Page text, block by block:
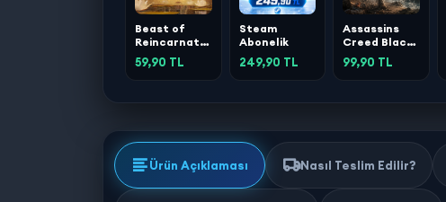
Beast of
Reincarnation
Deluxe
Edition
59,90 TL
Steam
Abonelik
249,90 TL
Assassins
Creed Black
Flag
Resynced
99,90 TL
Ürün Açıklaması Nasıl Teslim Edilir?